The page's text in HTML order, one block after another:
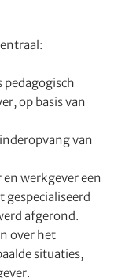
pedagogisch
op basis van
van
werkgever een
afgerond.
over het
situaties,